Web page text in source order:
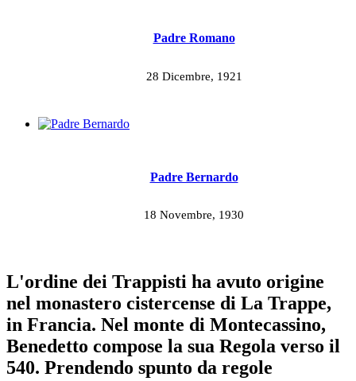
Padre Romano
28 Dicembre, 1921
Padre Bernardo
18 Novembre, 1930
L'ordine dei Trappisti ha avuto origine
nel monastero cistercense di La Trappe,
in Francia. Nel monte di Montecassino,
Benedetto compose la sua Regola verso il
540. Prendendo spunto da regole